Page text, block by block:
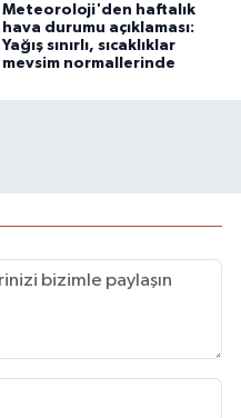
Meteoroloji'den haftalık
hava durumu açıklaması:
Yağış sınırlı, sıcaklıklar
mevsim normallerinde